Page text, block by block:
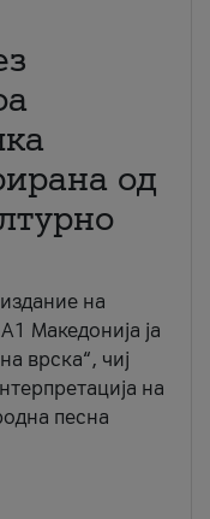
од
на
Македонија ја
врска“, чиј
на
песна